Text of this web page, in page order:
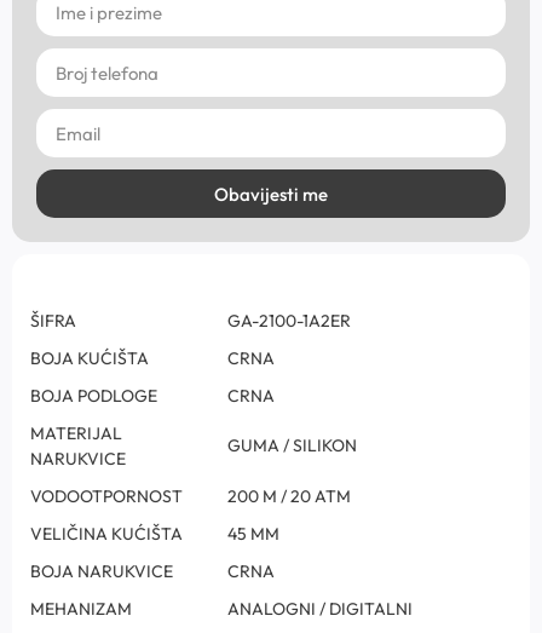
Obavijesti me
ŠIFRA
GA-2100-1A2ER
BOJA KUĆIŠTA
CRNA
BOJA PODLOGE
CRNA
MATERIJAL
NARUKVICE
GUMA / SILIKON
VODOOTPORNOST
200 M / 20 ATM
VELIČINA KUĆIŠTA
45 MM
BOJA NARUKVICE
CRNA
MEHANIZAM
ANALOGNI / DIGITALNI